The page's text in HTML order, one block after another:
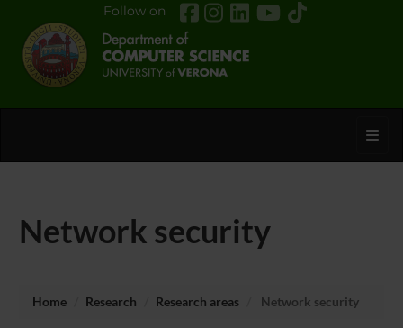
Follow on
Network security
Home Research Research areas Network security